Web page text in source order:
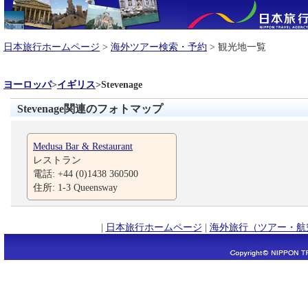
日本旅行ホームページ > 海外ツアー検索・予約 > 観光地一覧
ヨーロッパ>イギリス>Stevenage
Stevenage関連のフォトマップ
Medusa Bar & Restaurant
レストラン
電話: +44 (0)1438 360500
住所: 1-3 Queensway
| 日本旅行ホームページ | 海外旅行（ツアー・航